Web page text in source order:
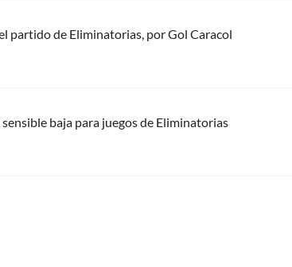
partido de Eliminatorias, por Gol Caracol
baja para juegos de Eliminatorias